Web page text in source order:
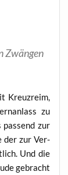
Zwän­gen
Kreuz­reim,
zu
pas­send zur
der zur Ver­
Und die
gebracht